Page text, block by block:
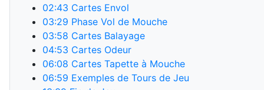
02:43 Cartes Envol
03:29 Phase Vol de Mouche
03:58 Cartes Balayage
04:53 Cartes Odeur
06:08 Cartes Tapette à Mouche
06:59 Exemples de Tours de Jeu